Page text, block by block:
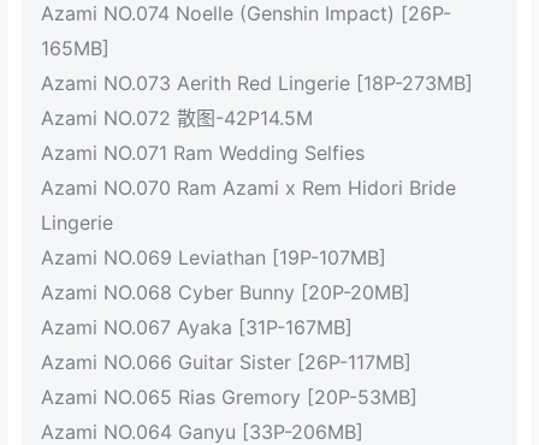
Azami NO.074 Noelle (Genshin Impact) [26P-
165MB]
Azami NO.073 Aerith Red Lingerie [18P-273MB]
Azami NO.072 散图-42P14.5M
Azami NO.071 Ram Wedding Selfies
Azami NO.070 Ram Azami x Rem Hidori Bride
Lingerie
Azami NO.069 Leviathan [19P-107MB]
Azami NO.068 Cyber Bunny [20P-20MB]
Azami NO.067 Ayaka [31P-167MB]
Azami NO.066 Guitar Sister [26P-117MB]
Azami NO.065 Rias Gremory [20P-53MB]
Azami NO.064 Ganyu [33P-206MB]